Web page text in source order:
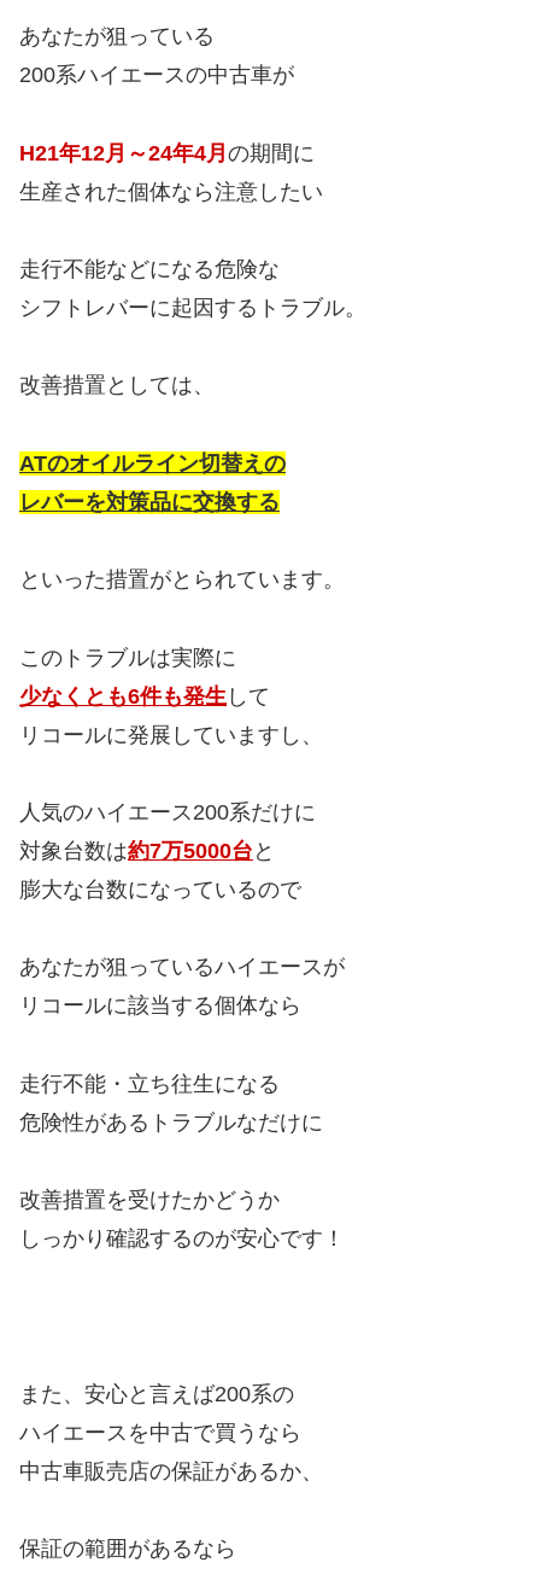
あなたが狙っている
200系ハイエースの中古車が
H21年12月～24年4月 の期間に
生産された個体なら注意したい
走行不能などになる危険な
シフトレバーに起因するトラブル。
改善措置としては、
ATのオイルライン切替えの
レバーを対策品に交換する
といった措置がとられています。
このトラブルは実際に
少なくとも6件も発生 して
リコールに発展していますし、
人気のハイエース200系だけに
対象台数は約7万5000台 と
膨大な台数になっているので
あなたが狙っているハイエースが
リコールに該当する個体なら
走行不能・立ち往生になる
危険性があるトラブルなだけに
改善措置を受けたかどうか
しっかり確認するのが安心です！
また、安心と言えば200系の
ハイエースを中古で買うなら
中古車販売店の保証があるか、
保証の範囲があるなら